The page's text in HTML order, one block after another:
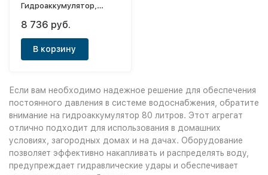
Гидроаккумулятор,
WAO 80
(нерж.контрфланец) 1-
14-0250
8 736 руб.
В корзину
Если вам необходимо надежное решение для обеспечения
постоянного давления в системе водоснабжения, обратите
внимание на гидроаккумулятор 80 литров. Этот агрегат
отлично подходит для использования в домашних
условиях, загородных домах и на дачах. Оборудование
позволяет эффективно накапливать и распределять воду,
предупреждает гидравлические удары и обеспечивает